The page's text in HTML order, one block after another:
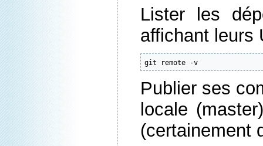
Lister les
affichant leurs
git remote -v
Publier ses
locale
(certainement